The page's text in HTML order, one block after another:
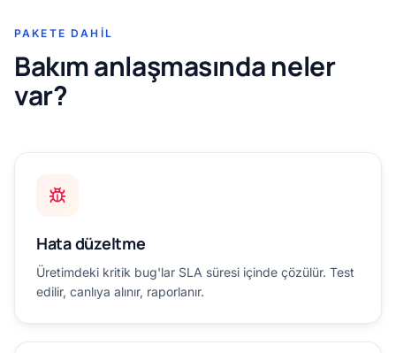
PAKETE DAHIL
Bakım anlaşmasında neler
var?
Hata düzeltme
Üretimdeki kritik bug'lar SLA süresi içinde çözülür. Test
edilir, canlıya alınır, raporlanır.